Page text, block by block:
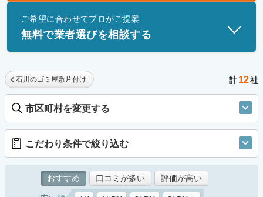
士」資格を持つ事業者のみ掲載しています。
ご希望に合わせてプロがご提案
無料で業者選びを相談する
石川のゴミ屋敷片付け 計12社
市区町村を変更する
こだわり条件で絞り込む
おすすめ 口コミが多い 評価が高い